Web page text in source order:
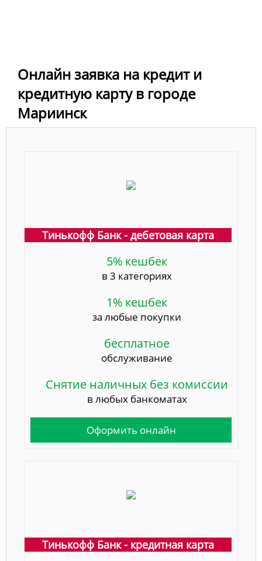
Онлайн заявка на кредит и
кредитную карту в городе
Мариинск
Тинькофф Банк - дебетовая карта
5% кешбек
в 3 категориях
1% кешбек
за любые покупки
бесплатное
обслуживание
Снятие наличных без комиссии
в любых банкоматах
Оформить онлайн
Тинькофф Банк - кредитная карта